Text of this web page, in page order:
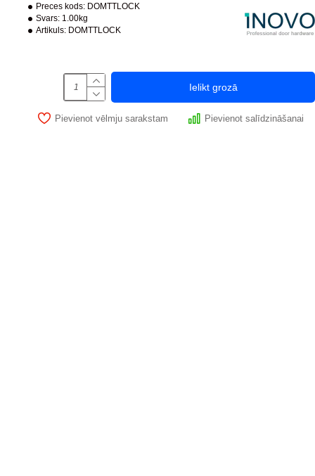
Preces kods: DOMTTLOCK
Svars: 1.00kg
Artikuls: DOMTTLOCK
Ielikt grozā
Pievienot vēlmju sarakstam Pievienot salīdzināšanai